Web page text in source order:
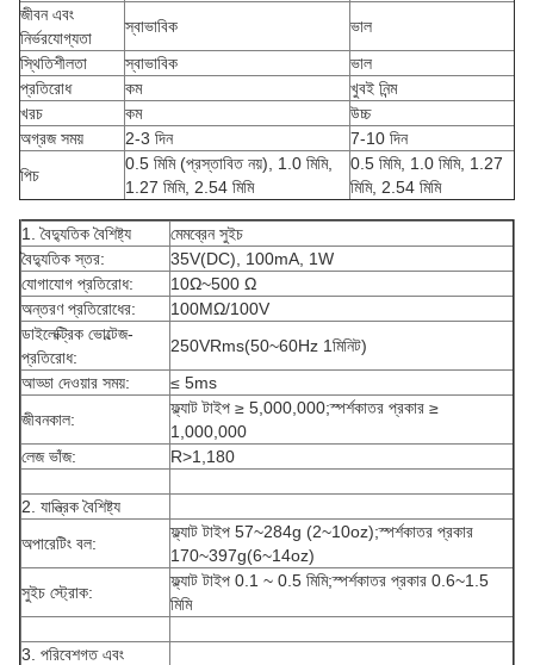
জীবন এবং
নির্ভরযোগ্যতা
স্বাভাবিক
ভাল
স্থিতিশীলতা
স্বাভাবিক
ভাল
প্রতিরোধ
কম
খুবই নিন্ম
খরচ
কম
উচ্চ
অগ্রজ সময়
2-3 দিন
7-10 দিন
পিচ
0.5 মিমি (প্রস্তাবিত নয়), 1.0 মিমি,
1.27 মিমি, 2.54 মিমি
0.5 মিমি, 1.0 মিমি, 1.27
মিমি, 2.54 মিমি
1. বৈদ্যুতিক বৈশিষ্ট্য
মেমব্রেন সুইচ
বৈদ্যুতিক স্তর:
35V(DC), 100mA, 1W
যোগাযোগ প্রতিরোধ:
10Ω~500 Ω
অন্তরণ প্রতিরোধের:
100MΩ/100V
ডাইলেক্ট্রিক ভোল্টেজ-
প্রতিরোধ:
250VRms(50~60Hz 1মিনিট)
আড্ডা দেওয়ার সময়:
≤ 5ms
জীবনকাল:
ফ্ল্যাট টাইপ ≥ 5,000,000;স্পর্শকাতর প্রকার ≥
1,000,000
লেজ ভাঁজ:
R>1,180
2. যান্ত্রিক বৈশিষ্ট্য
অপারেটিং বল:
ফ্ল্যাট টাইপ 57~284g (2~10oz);স্পর্শকাতর প্রকার
170~397g(6~14oz)
সুইচ স্ট্রোক:
ফ্ল্যাট টাইপ 0.1 ~ 0.5 মিমি;স্পর্শকাতর প্রকার 0.6~1.5
মিমি
3. পরিবেশগত এবং